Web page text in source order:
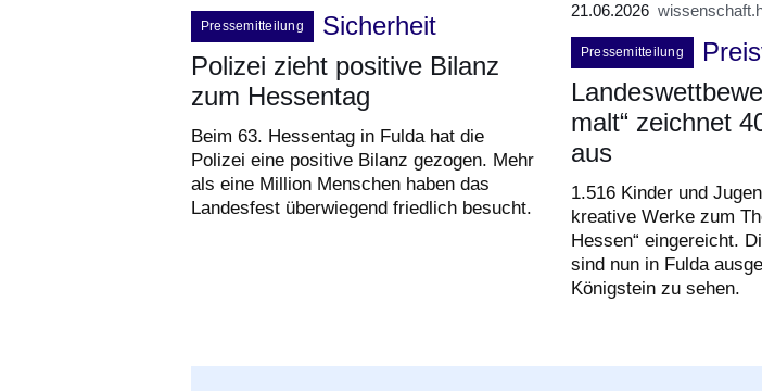
Pressemitteilung
Sicherheit
Polizei zieht positive Bilanz
zum Hessentag
Beim 63. Hessentag in Fulda hat die
Polizei eine positive Bilanz gezogen. Mehr
als eine Million Menschen haben das
Landesfest überwiegend friedlich besucht.
21.06.2026
Pressemitteilung
malt“ zeichnet
aus
1.516 Kinder und
kreative Werke zum
Hessen“ eingereicht.
sind nun in Fulda
Königstein zu sehen.